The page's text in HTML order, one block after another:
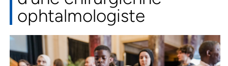
ophtalmologiste